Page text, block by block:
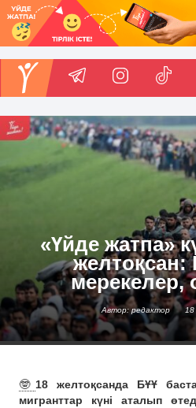
«Үйде жатпа»
желтоқсан:
мерекелер,
Автор: редактор 18
🤓 18 желтоқсанда БҰҰ
мигранттар күні аталып